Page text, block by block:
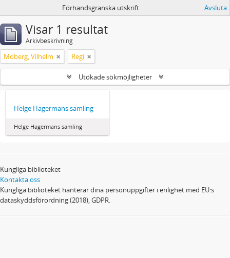
Förhandsgranska utskrift Avsluta
Visar 1 resultat
Arkivbeskrivning
Moberg, Vilhelm Regi
Utökade sökmöjligheter
Helge Hagermans samling
Helge Hagermans samling
Kungliga biblioteket
Kontakta oss
Kungliga biblioteket hanterar dina personuppgifter i enlighet med EU:s
dataskyddsförordning (2018), GDPR.